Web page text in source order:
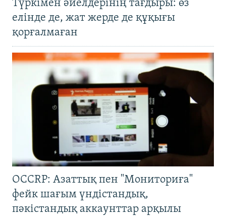
Түркімен әйелдерінің тағдыры: өз
елінде де, жат жерде де құқығы
қорғалмаған
OCCRP: Азаттық пен "Мониториға"
фейк шағым үндістандық,
пәкістандық аккаунттар арқылы